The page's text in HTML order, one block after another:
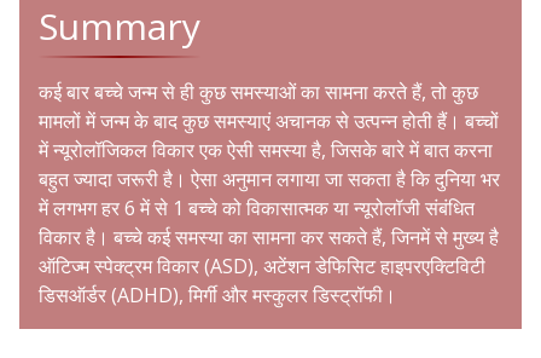
Summary
कई बार बच्चे जन्म से ही कुछ समस्याओं का सामना करते हैं, तो कुछ
मामलों में जन्म के बाद कुछ समस्याएं अचानक से उत्पन्न होती हैं। बच्चों
में न्यूरोलॉजिकल विकार एक ऐसी समस्या है, जिसके बारे में बात करना
बहुत ज्यादा जरूरी है। ऐसा अनुमान लगाया जा सकता है कि दुनिया भर
में लगभग हर 6 में से 1 बच्चे को विकासात्मक या न्यूरोलॉजी संबंधित
विकार है। बच्चे कई समस्या का सामना कर सकते हैं, जिनमें से मुख्य है
ऑटिज्म स्पेक्ट्रम विकार (ASD), अटेंशन डेफिसिट हाइपरएक्टिविटी
डिसऑर्डर (ADHD), मिर्गी और मस्कुलर डिस्ट्रॉफी।